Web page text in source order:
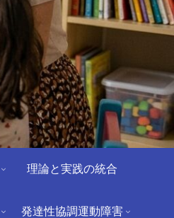
理論と実践の統合
発達性協調運動障害